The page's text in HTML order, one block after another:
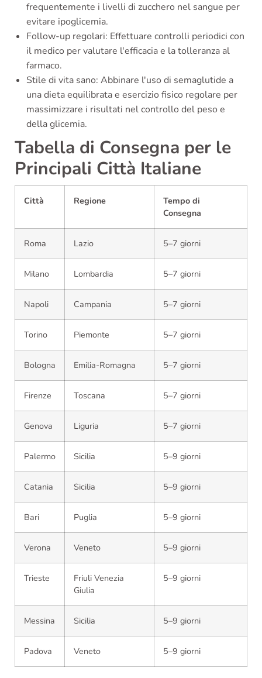
frequentemente i livelli di zucchero nel sangue per
evitare ipoglicemia.
Follow-up regolari: Effettuare controlli periodici con
il medico per valutare l'efficacia e la tolleranza al
farmaco.
Stile di vita sano: Abbinare l'uso di semaglutide a
una dieta equilibrata e esercizio fisico regolare per
massimizzare i risultati nel controllo del peso e
della glicemia.
Tabella di Consegna per le
Principali Città Italiane
Città Regione
Tempo di
Consegna
Roma Lazio 5–7 giorni
Milano Lombardia 5–7 giorni
Napoli Campania 5–7 giorni
Torino Piemonte 5–7 giorni
Bologna Emilia-Romagna 5–7 giorni
Firenze Toscana 5–7 giorni
Genova Liguria 5–7 giorni
Palermo Sicilia 5–9 giorni
Catania Sicilia 5–9 giorni
Bari Puglia 5–9 giorni
Verona Veneto 5–9 giorni
Trieste
Friuli Venezia
Giulia
5–9 giorni
Messina Sicilia 5–9 giorni
Padova Veneto 5–9 giorni